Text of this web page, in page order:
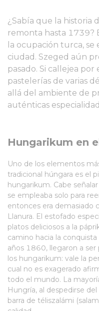
¿Sabía que la historia
remonta hasta 1739?
la ocupación turca,
ciudad. Szeged aún
pasado. Si callejea
pastelerías de varias
allá del ambiente de
auténticas
Hungarikum en
Uno de los elementos
tradicional húngara es el
hungarikum. Cabe
se empleaba solo para
entonces era demasiado
Llanura. El estofado
platos deliciosos a la
camino hacia la
años 1860, llegaron a ser
los hungarikum: vale la
cual no es exagerado
todo el mundo. La
Hungría, al despedirse
barra de téliszalámi